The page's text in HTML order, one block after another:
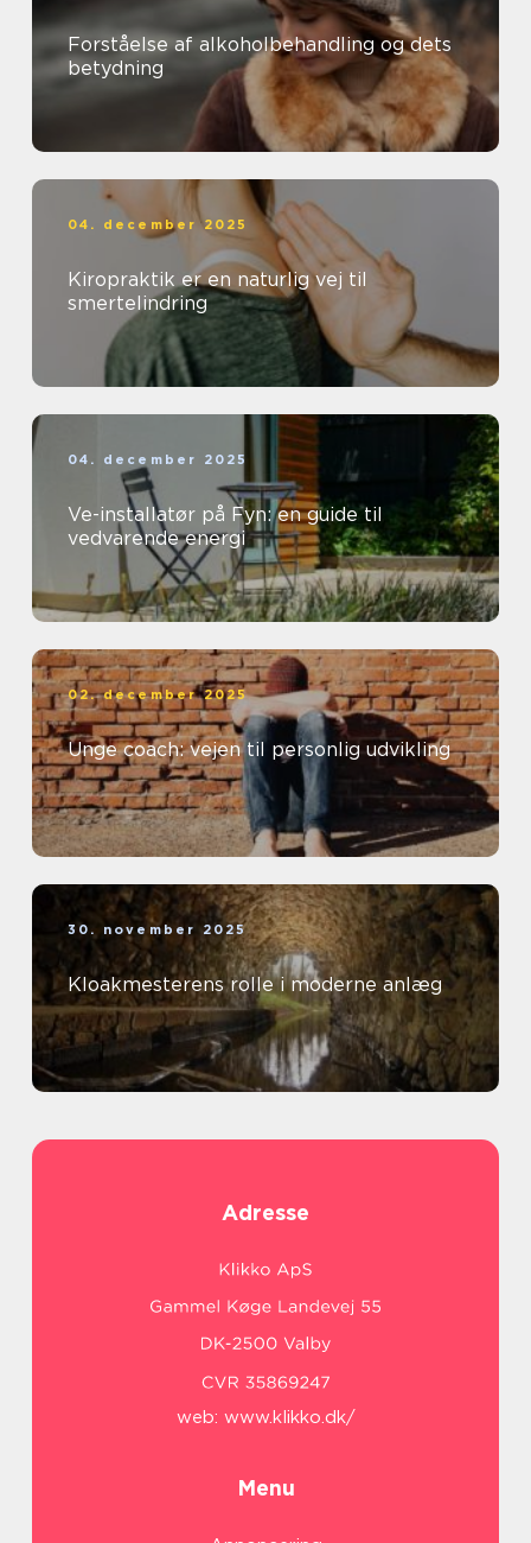
Forståelse af alkoholbehandling og dets
betydning
04. december 2025
Kiropraktik er en naturlig vej til
smertelindring
04. december 2025
Ve-installatør på Fyn: en guide til
vedvarende energi
02. december 2025
Unge coach: vejen til personlig udvikling
30. november 2025
Kloakmesterens rolle i moderne anlæg
Adresse
web: www.klikko.dk/
Menu